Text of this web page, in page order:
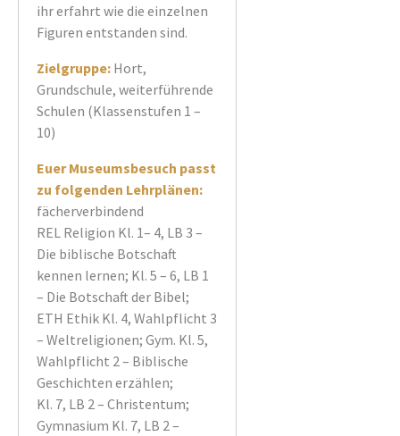
ihr erfahrt wie die einzelnen
Figuren entstanden sind.
Zielgruppe: Hort,
Grundschule, weiterführende
Schulen (Klassenstufen 1 –
10)
Euer Museumsbesuch passt
zu folgenden Lehrplänen:
fächerverbindend
REL Religion Kl. 1– 4, LB 3 –
Die biblische Botschaft
kennen lernen; Kl. 5 – 6, LB 1
– Die Botschaft der Bibel;
ETH Ethik Kl. 4, Wahlpflicht 3
– Weltreligionen; Gym. Kl. 5,
Wahlpflicht 2 – Biblische
Geschichten erzählen;
Kl. 7, LB 2 – Christentum;
Gymnasium Kl. 7, LB 2 –